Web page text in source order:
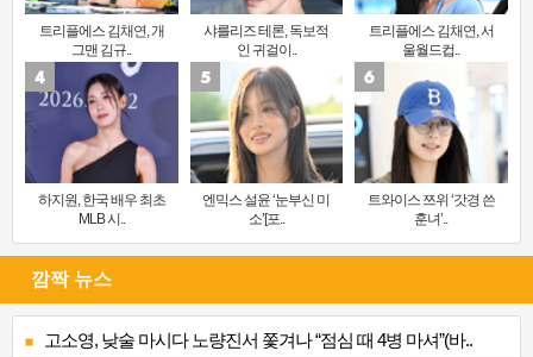
트리플에스 김채연, 개
그맨 김규..
샤를리즈 테론, 독보적
인 귀걸이..
트리플에스 김채연, 서
울월드컵..
하지원, 한국 배우 최초
MLB 시..
엔믹스 설윤 ‘눈부신 미
소’[포..
트와이스 쯔위 ‘갓경 쓴
훈녀’..
깜짝 뉴스
고소영, 낮술 마시다 노량진서 쫓겨나 “점심 때 4병 마셔”(바..